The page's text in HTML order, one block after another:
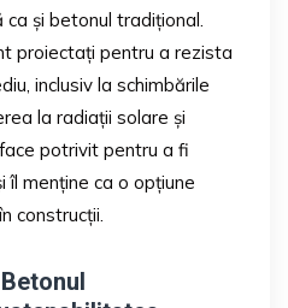
și betonul tradițional.
proiectați pentru a rezista
inclusiv la schimbările
la radiații solare și
potrivit pentru a fi
îl menține ca o opțiune
construcții.